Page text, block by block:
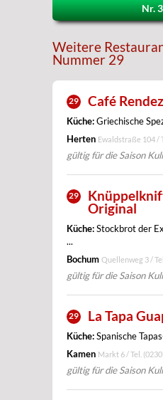
Nr.
Weitere
Nummer 29
29 Café
Küche:Griechische
Herten Ewaldstraße 104 /
gültig für die Saison
29
Original
Küche:Stockbrot der
...
Bochum Quellenweg 3 / Tel.
gültig für die Saison
29 La Tapa
Küche:Spanische
Kamen Markt 6 / Tel.
gültig für die Saison